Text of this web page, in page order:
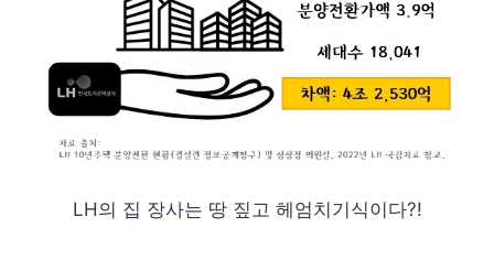
LH의 집 장사는 땅 짚고 헤엄치기식이다?!